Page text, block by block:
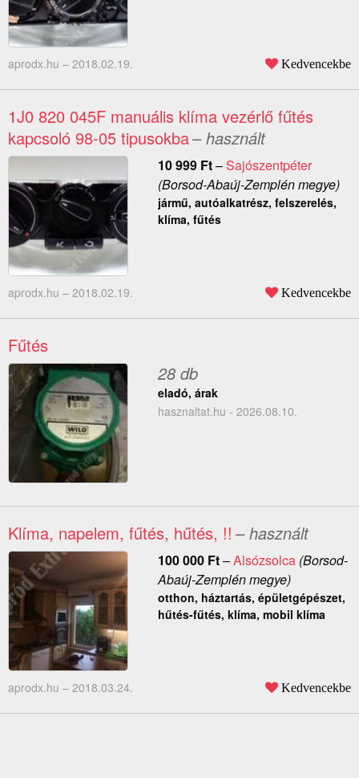
aprodx.hu – 2018.02.19. Kedvencekbe
1J0 820 045F manuális klíma vezérlő fűtés
kapcsoló 98-05 tipusokba– használt
10 999 Ft–Sajószentpéter
(Borsod-Abaúj-Zemplén megye)
jármű, autóalkatrész, felszerelés,
klíma, fűtés
aprodx.hu – 2018.02.19. Kedvencekbe
Fűtés
28 db
eladó, árak
hasznaltat.hu - 2026.08.10.
Klíma, napelem, fűtés, hűtés, !! – használt
100 000 Ft–Alsózsolca(Borsod-
Abaúj-Zemplén megye)
otthon, háztartás, épületgépészet,
hűtés-fűtés, klíma, mobil klíma
aprodx.hu – 2018.03.24. Kedvencekbe